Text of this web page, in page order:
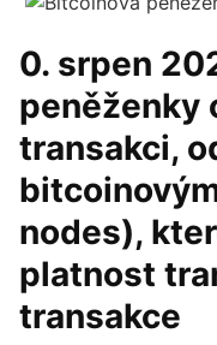
0. srpen
peněženky
transakci,
nodes),
platnost
transakce